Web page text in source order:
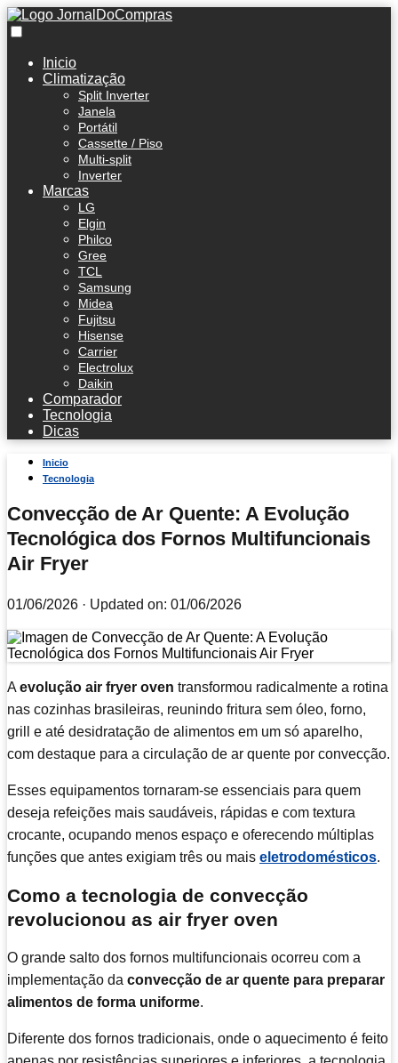
Inicio
Climatização
Split Inverter
Janela
Portátil
Cassette / Piso
Multi-split
Inverter
Marcas
LG
Elgin
Philco
Gree
TCL
Samsung
Midea
Fujitsu
Hisense
Carrier
Electrolux
Daikin
Comparador
Tecnologia
Dicas
Inicio
Tecnologia
Convecção de Ar Quente: A Evolução
Tecnológica dos Fornos Multifuncionais
Air Fryer
01/06/2026 · Updated on: 01/06/2026
A evolução air fryer oven transformou radicalmente a rotina
nas cozinhas brasileiras, reunindo fritura sem óleo, forno,
grill e até desidratação de alimentos em um só aparelho,
com destaque para a circulação de ar quente por convecção.
Esses equipamentos tornaram-se essenciais para quem
deseja refeições mais saudáveis, rápidas e com textura
crocante, ocupando menos espaço e oferecendo múltiplas
funções que antes exigiam três ou mais eletrodomésticos.
Como a tecnologia de convecção
revolucionou as air fryer oven
O grande salto dos fornos multifuncionais ocorreu com a
implementação da convecção de ar quente para preparar
alimentos de forma uniforme.
Diferente dos fornos tradicionais, onde o aquecimento é feito